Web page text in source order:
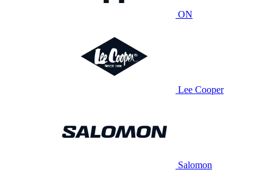
ON
Lee Cooper
Salomon